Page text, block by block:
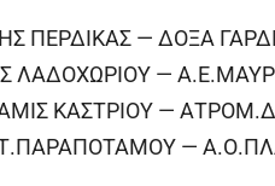
ΠΕΡΔΙΚΑΣ — ΔΟΞΑ
ΛΑΔΟΧΩΡΙΟΥ —
ΚΑΣΤΡΙΟΥ —
—